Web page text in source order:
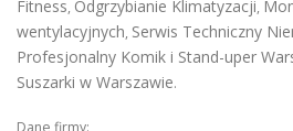
Fitness, Odgrzybianie Klimatyzacji,
wentylacyjnych, Serwis Techniczny
Profesjonalny Komik i Stand-uper
Suszarki w Warszawie.